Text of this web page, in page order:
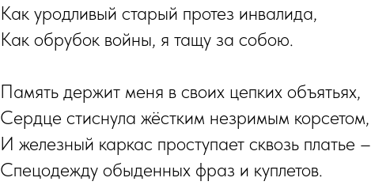
Как уродливый старый протез инвалида,
Как обрубок войны, я тащу за собою.
Память держит меня в своих цепких объятьях,
Сердце стиснула жёстким незримым корсетом,
И железный каркас проступает сквозь платье –
Спецодежду обыденных фраз и куплетов.